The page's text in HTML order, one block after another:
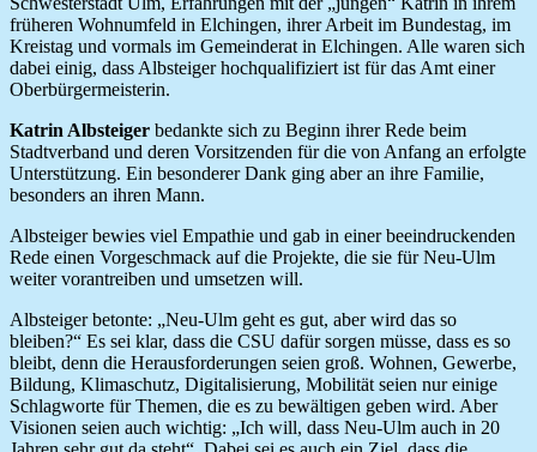
früheren Wohnumfeld in Elchingen, ihrer Arbeit im Bundestag, im
Kreistag und vormals im Gemeinderat in Elchingen. Alle waren sich
dabei einig, dass Albsteiger hochqualifiziert ist für das Amt einer
Oberbürgermeisterin.
Katrin Albsteiger bedankte sich zu Beginn ihrer Rede beim
Stadtverband und deren Vorsitzenden für die von Anfang an erfolgte
Unterstützung. Ein besonderer Dank ging aber an ihre Familie,
besonders an ihren Mann.
Albsteiger bewies viel Empathie und gab in einer beeindruckenden
Rede einen Vorgeschmack auf die Projekte, die sie für Neu-Ulm
weiter vorantreiben und umsetzen will.
Albsteiger betonte: „Neu-Ulm geht es gut, aber wird das so
bleiben?“ Es sei klar, dass die CSU dafür sorgen müsse, dass es so
bleibt, denn die Herausforderungen seien groß. Wohnen, Gewerbe,
Bildung, Klimaschutz, Digitalisierung, Mobilität seien nur einige
Schlagworte für Themen, die es zu bewältigen geben wird. Aber
Visionen seien auch wichtig: „Ich will, dass Neu-Ulm auch in 20